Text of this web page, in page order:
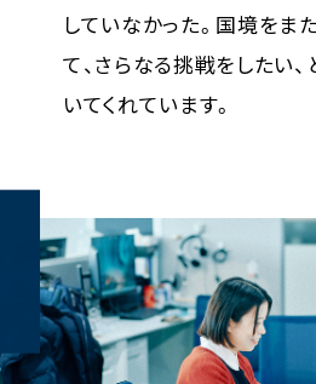
していなかった。国境をま
て、さらなる挑戦をしたい
いてくれています。